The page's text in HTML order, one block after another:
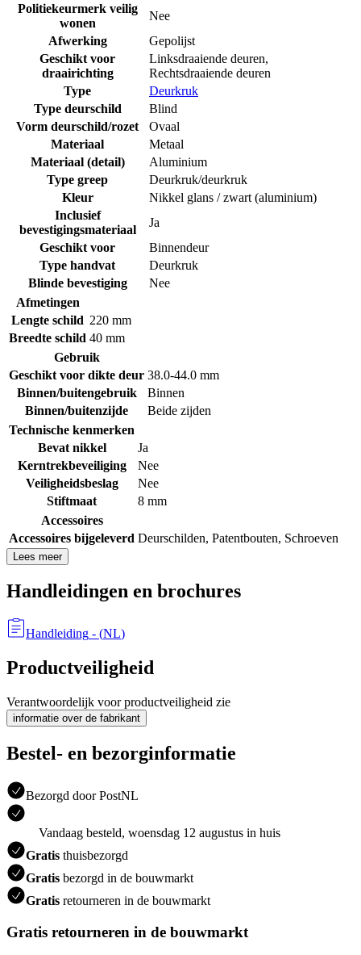
Politiekeurmerk veilig
wonen
Nee
Afwerking
Gepolijst
Geschikt voor
draairichting
Linksdraaiende deuren,
Rechtsdraaiende deuren
Type
Deurkruk
Type deurschild
Blind
Vorm deurschild/rozet
Ovaal
Materiaal
Metaal
Materiaal (detail)
Aluminium
Type greep
Deurkruk/deurkruk
Kleur
Nikkel glans / zwart (aluminium)
Inclusief
bevestigingsmateriaal
Ja
Geschikt voor
Binnendeur
Type handvat
Deurkruk
Blinde bevestiging
Nee
Afmetingen
Lengte schild 220 mm
Breedte schild 40 mm
Gebruik
Geschikt voor dikte deur 38.0-44.0 mm
Binnen/buitengebruik
Binnen
Binnen/buitenzijde
Beide zijden
Technische kenmerken
Bevat nikkel
Ja
Kerntrekbeveiliging
Nee
Veiligheidsbeslag
Nee
Stiftmaat
8 mm
Accessoires
Accessoires bijgeleverd Deurschilden, Patentbouten, Schroeven
Lees meer
Handleidingen en brochures
Handleiding - (NL)
Productveiligheid
Verantwoordelijk voor productveiligheid zie
informatie over de fabrikant
Bestel- en bezorginformatie
Bezorgd door PostNL
Vandaag besteld, woensdag 12 augustus in huis
Gratis thuisbezorgd
Gratis bezorgd in de bouwmarkt
Gratis retourneren in de bouwmarkt
Gratis retourneren in de bouwmarkt